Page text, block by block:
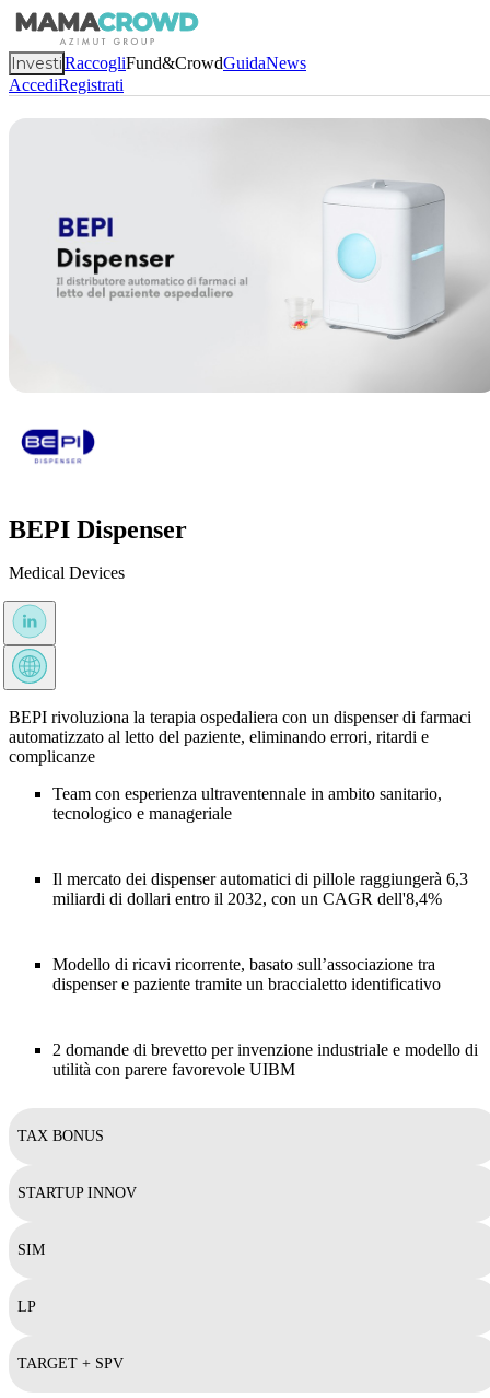
InvestiRaccogliFund&CrowdGuidaNews
AccediRegistrati
BEPI Dispenser
Medical Devices
BEPI rivoluziona la terapia ospedaliera con un dispenser di farmaci
automatizzato al letto del paziente, eliminando errori, ritardi e
complicanze
Team con esperienza ultraventennale in ambito sanitario,
tecnologico e manageriale
Il mercato dei dispenser automatici di pillole raggiungerà 6,3
miliardi di dollari entro il 2032, con un CAGR dell'8,4%
Modello di ricavi ricorrente, basato sull’associazione tra
dispenser e paziente tramite un braccialetto identificativo
2 domande di brevetto per invenzione industriale e modello di
utilità con parere favorevole UIBM
TAX BONUS
STARTUP INNOV
SIM
LP
TARGET + SPV